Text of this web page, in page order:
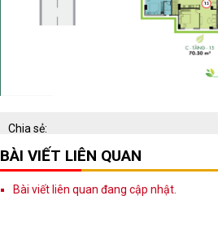
Chia sẻ:
BÀI VIẾT LIÊN QUAN
Bài viết liên quan đang cập nhật.